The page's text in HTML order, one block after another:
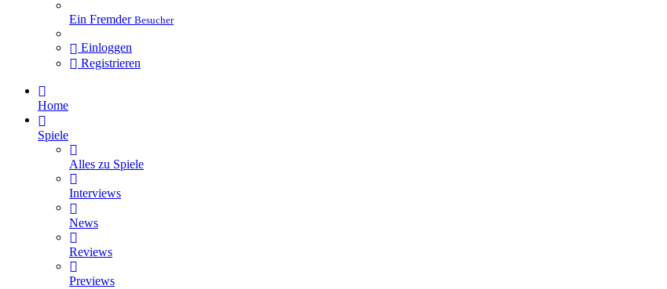
Ein Fremder Besucher
Einloggen
Registrieren
Home
Spiele
Alles zu Spiele
Interviews
News
Reviews
Previews